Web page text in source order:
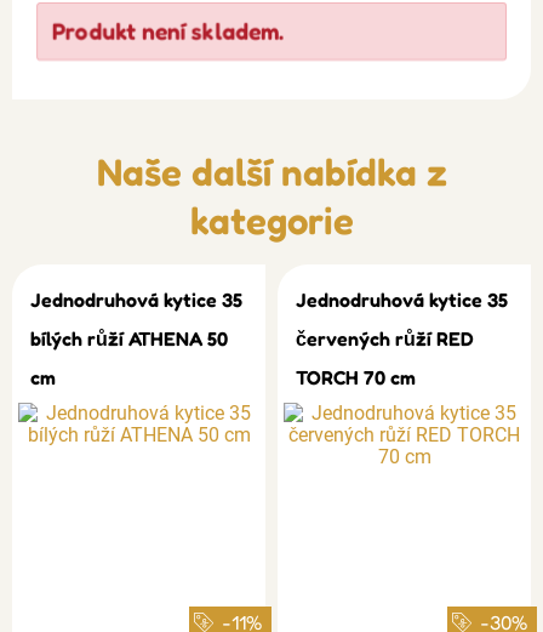
Produkt není skladem.
Naše další nabídka z
kategorie
Jednodruhová kytice 35
bílých růží ATHENA 50
cm
-11%
Jednodruhová kytice 35
červených růží RED
TORCH 70 cm
-30%